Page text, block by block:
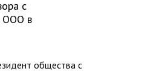
с
ООО в
общества с